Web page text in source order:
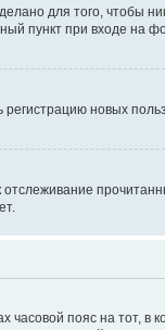
для того, чтобы
пункт при входе на
новых
часовой пояс на тот, в